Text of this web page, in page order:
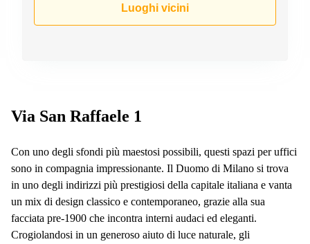
Business
Centers
Luoghi vicini
Via San Raffaele 1
Con uno degli sfondi più maestosi possibili, questi spazi per uffici
sono in compagnia impressionante. Il Duomo di Milano si trova
in uno degli indirizzi più prestigiosi della capitale italiana e vanta
un mix di design classico e contemporaneo, grazie alla sua
facciata pre-1900 che incontra interni audaci ed eleganti.
Crogiolandosi in un generoso aiuto di luce naturale, gli